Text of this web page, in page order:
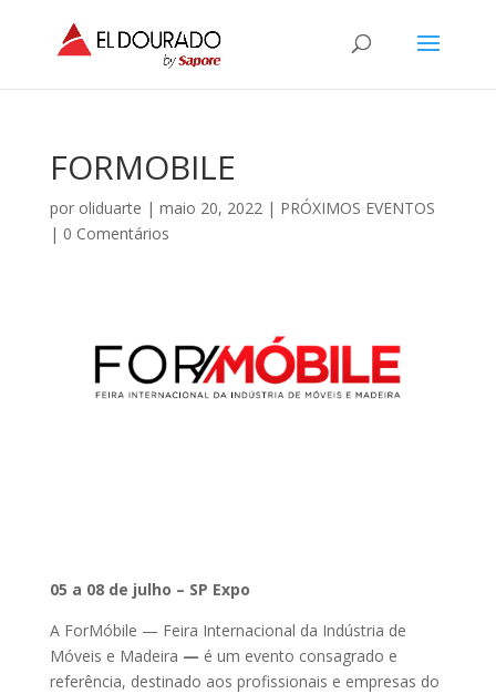
FORMOBILE
por oliduarte | maio 20, 2022| PRÓXIMOS EVENTOS
| 0 Comentários
05 a 08 de julho – SP Expo
A ForMóbile — Feira Internacional da Indústria de
Móveis e Madeira — é um evento consagrado e
referência, destinado aos profissionais e empresas do